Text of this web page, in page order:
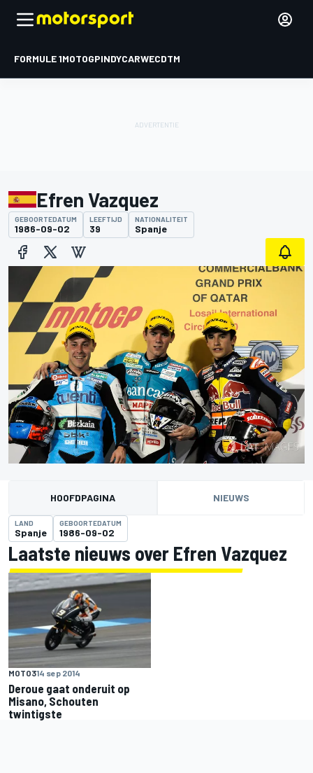
FORMULE 1MOTOGPINDYCARWECDTM
Efren Vazquez
GEBOORTEDATUM
1986-09-02
LEEFTIJD
39
NATIONALITEIT
Spanje
HOOFDPAGINA NIEUWS
LAND
Spanje
GEBOORTEDATUM
1986-09-02
Laatste nieuws over Efren Vazquez
MOTO314 sep 2014
Deroue gaat onderuit op
Misano, Schouten
twintigste